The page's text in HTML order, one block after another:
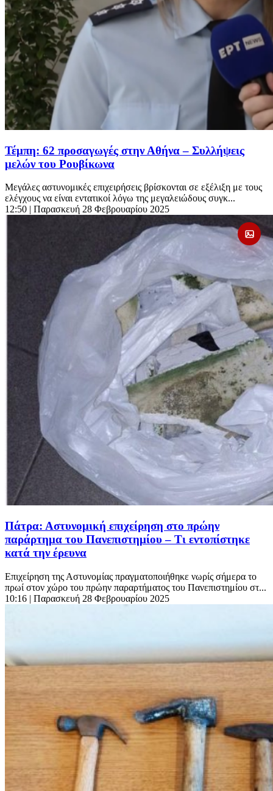
Τέμπη: 62 προσαγωγές στην Αθήνα – Συλλήψεις
μελών του Ρουβίκωνα
Μεγάλες αστυνομικές επιχειρήσεις βρίσκονται σε εξέλιξη με τους
ελέγχους να είναι εντατικοί λόγω της μεγαλειώδους συγκ...
12:50 | Παρασκευή 28 Φεβρουαρίου 2025
Πάτρα: Αστυνομική επιχείρηση στο πρώην
παράρτημα του Πανεπιστημίου – Τι εντοπίστηκε
κατά την έρευνα
Επιχείρηση της Αστυνομίας πραγματοποιήθηκε νωρίς σήμερα το
πρωί στον χώρο του πρώην παραρτήματος του Πανεπιστημίου στ...
10:16 | Παρασκευή 28 Φεβρουαρίου 2025